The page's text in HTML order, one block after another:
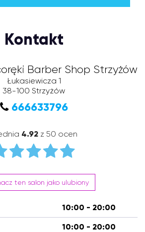
Kontakt
Barber Shop Strzyżów
Łukasiewicza 1
38-100 Strzyżów
666633796
4.92z 50 ocen
ten salon jako ulubiony
10:00 - 20:00
10:00 - 20:00